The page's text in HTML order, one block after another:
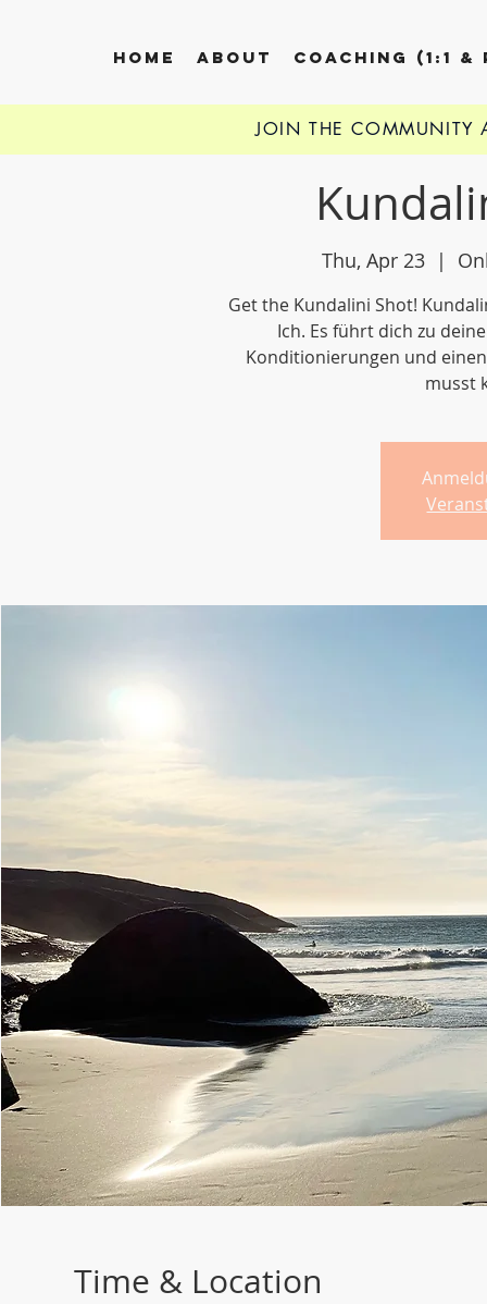
HOME ABOUT COACHING (1:1 &
Thu, Apr 23
  |
Get the Kundalini Shot!
Ich. Es führt dich zu
Konditionierungen und
musst
Time & Location
JOIN THE COMMUNITY